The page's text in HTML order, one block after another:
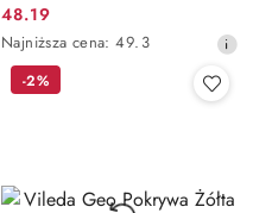
Cena
promocyjna:
48.19
Najniższa
cena
Najniższa cena: 49.3
-2%